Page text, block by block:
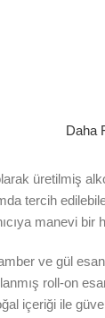
Daha
üretilmiş
tercih
manevi bir
ve gül
roll-on
içeriği ile